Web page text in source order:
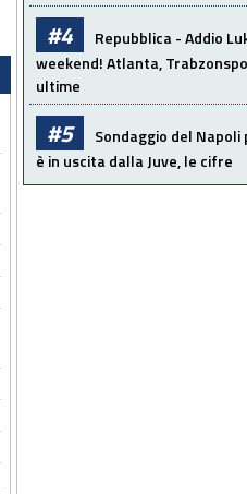
#4
Repubblica - Addio
weekend! Atlanta,
ultime
#5
Sondaggio del
è in uscita dalla Juve, le cifre